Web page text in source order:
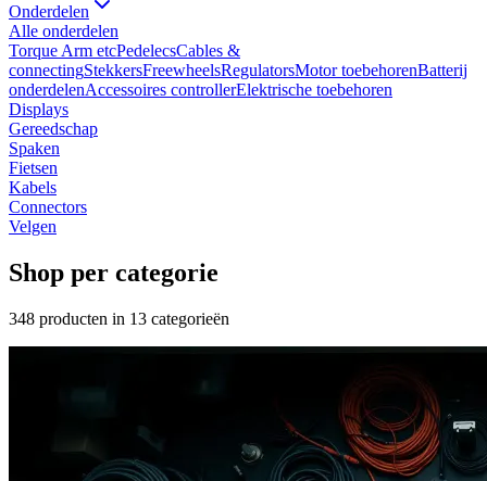
Onderdelen
Alle onderdelen
Torque Arm etcPedelecsCables &
connectingStekkersFreewheelsRegulatorsMotor toebehorenBatterij
onderdelenAccessoires controllerElektrische toebehoren
Displays
Gereedschap
Spaken
Fietsen
Kabels
Connectors
Velgen
Shop per categorie
348 producten in 13 categorieën